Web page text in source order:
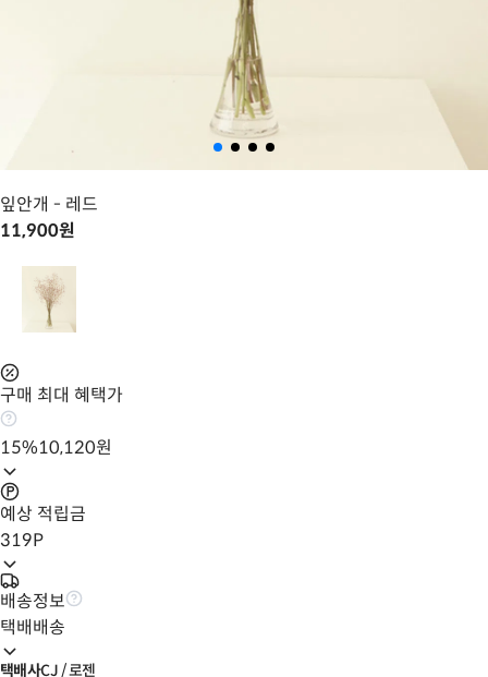
잎안개 - 레드
11,900원
구매 최대 혜택가
15%10,120원
예상 적립금
319P
배송정보
택배배송
택배사CJ / 로젠